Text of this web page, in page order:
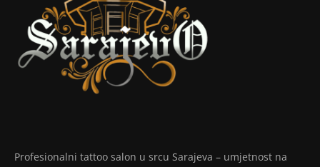
Profesionalni tattoo salon u srcu Sarajeva – umjetnost na